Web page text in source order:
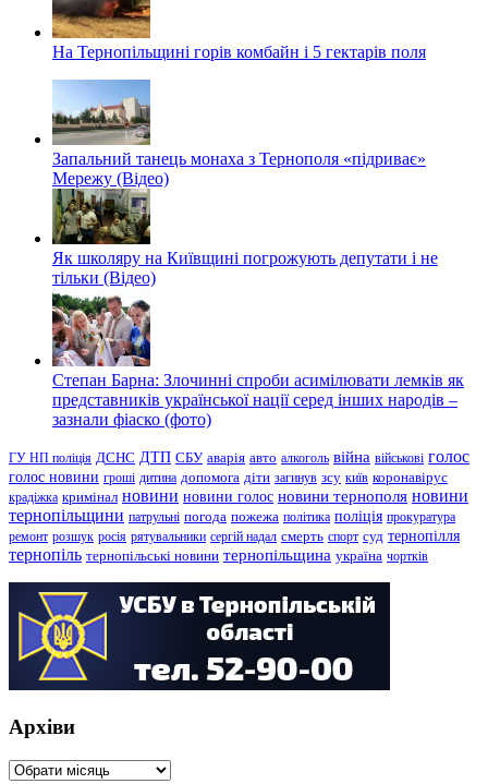
На Тернопільщині горів комбайн і 5 гектарів поля
Запальний танець монаха з Тернополя «підриває»
Мережу (Відео)
Як школяру на Київщині погрожують депутати і не
тільки (Відео)
Степан Барна: Злочинні спроби асимілювати лемків як
представників української нації серед інших народів –
зазнали фіаско (фото)
ГУ НП поліція ДСНС ДТП СБУ аварія авто алкоголь війна військові голос
голос новини гроші дитина допомога діти загинув зсу київ коронавірус
крадіжка кримінал новини новини голос новини тернополя новини
тернопільщини патрульні погода пожежа політика поліція прокуратура
ремонт розшук росія рятувальники сергій надал смерть спорт суд тернопілля
тернопіль тернопільські новини тернопільщина україна чортків
Архіви
Архіви